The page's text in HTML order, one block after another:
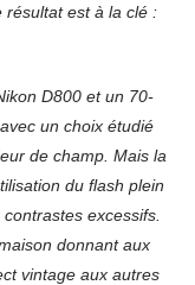
résultat est à la clé :
D800 et un 70-
un choix étudié
de champ. Mais la
du flash plein
excessifs.
donnant aux
vintage aux autres